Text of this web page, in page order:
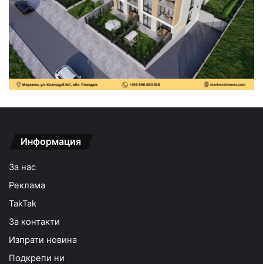
Информация
За нас
Реклама
TakTak
За контакти
Изпрати новина
Подкрепи ни